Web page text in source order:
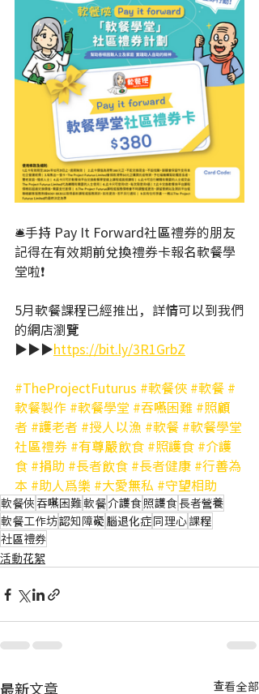
🛎️手持 Pay It Forward社區禮券的朋友
記得在有效期前兌換禮券卡報名軟餐學
堂啦❗
5月軟餐課程已經推出，詳情可以到我們
的網店瀏覽
▶️▶️▶️https://bit.ly/3R1GrbZ
#TheProjectFuturus #軟餐俠 #軟餐 #
軟餐製作 #軟餐學堂 #吞嚥困難 #照顧
者 #護老者 #授人以漁 #軟餐 #軟餐學堂
社區禮券 #有尊嚴飲食 #照護食 #介護
食 #捐助 #長者飲食 #長者健康 #行善為
本 #助人爲樂 #大愛無私 #守望相助
軟餐俠吞嚥困難軟餐介護食照護食長者營養
軟餐工作坊認知障礙 腦退化症同理心課程
社區禮券
活動花絮
最新文章 查看全部